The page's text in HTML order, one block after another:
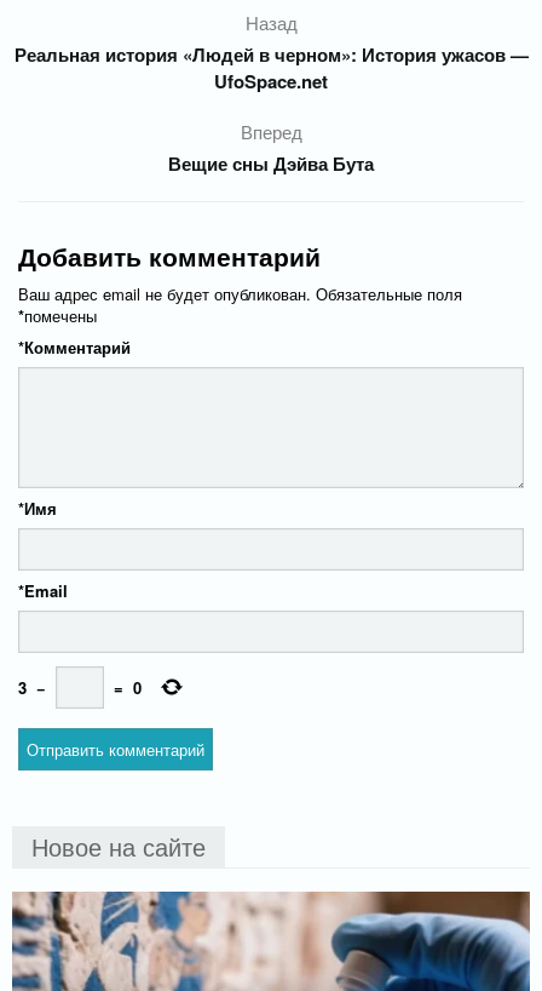
Назад
Реальная история «Людей в черном»: История ужасов —
UfoSpace.net
Вперед
Вещие сны Дэйва Бута
Добавить комментарий
Ваш адрес email не будет опубликован. Обязательные поля
помечены
*
Комментарий
*
Имя
*
Email
*
3 − = 0
Новое на сайте